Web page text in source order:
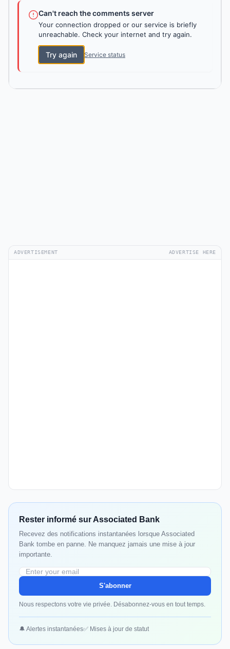
Can't reach the comments server
Your connection dropped or our service is briefly
unreachable. Check your internet and try again.
Try again Service status
ADVERTISEMENT ADVERTISE HERE
Rester informé sur Associated Bank
Recevez des notifications instantanées lorsque Associated
Bank tombe en panne. Ne manquez jamais une mise à jour
importante.
S'abonner
Nous respectons votre vie privée. Désabonnez-vous en tout temps.
🔔 Alertes instantanées✅ Mises à jour de statut